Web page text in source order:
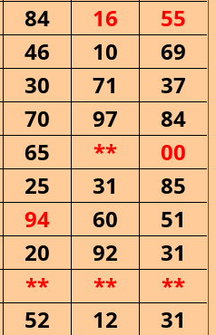
84 16
55
46 10
69
30 71
37
70 97
84
65 **
00
25 31
85
94 60
51
20 92
31
** **
**
52 12
31